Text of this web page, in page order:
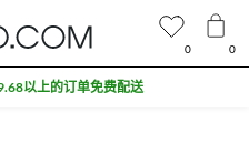
0 0
以上的订单免费配送